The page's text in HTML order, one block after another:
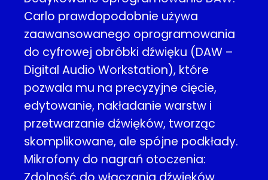
Carlo prawdopodobnie używa
zaawansowanego oprogramowania
do cyfrowej obróbki dźwięku (DAW –
Digital Audio Workstation), które
pozwala mu na precyzyjne cięcie,
edytowanie, nakładanie warstw i
przetwarzanie dźwięków, tworząc
skomplikowane, ale spójne podkłady.
Mikrofony do nagrań otoczenia: